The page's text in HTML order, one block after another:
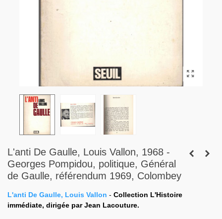
L'anti De Gaulle, Louis Vallon, 1968 -
Georges Pompidou, politique, Général
de Gaulle, référendum 1969, Colombey
L'anti De Gaulle, Louis Vallon - Collection L'Histoire
immédiate, dirigée par Jean Lacouture.